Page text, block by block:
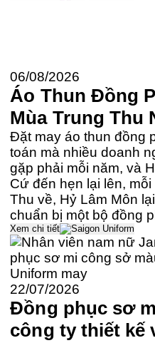
06/08/2026
Áo Thun Đồng
Mùa Trung Thu
Đặt may áo thun đồng
toán mà nhiều doanh
gặp phải mỗi năm, và
Cứ đến hẹn lại lên,
Thu về, Hỷ Lâm Môn
chuẩn bị một bộ đồng
Xem chi tiết
22/07/2026
Đồng phục sơ
công ty thiết kế